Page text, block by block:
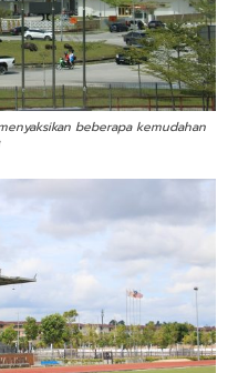
beberapa kemudahan